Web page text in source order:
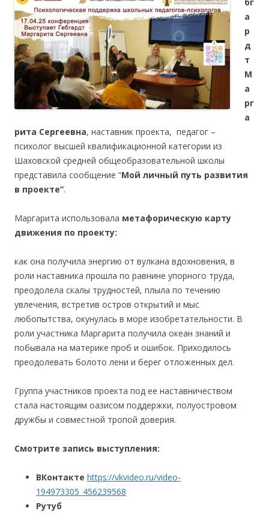
а
р
д
т
М
а
рг
а
рита Сергеевна, наставник проекта, педагог –
психолог высшей квалификационной категории из
Шаховской средней общеобразовательной школы
представила сообщение “Мой личный путь развития
в проекте”.
Маргарита использовала метафорическую карту
движения по проекту:
как она получила энергию от вулкана вдохновения, в
роли наставника прошла по равнине упорного труда,
преодолела скалы трудностей, плыла по течению
увлечения, встретив остров открытий и мыс
любопытства, окунулась в море изобретательности. В
роли участника Маргарита получила океан знаний и
побывала на материке проб и ошибок. Приходилось
преодолевать болото лени и берег отложенных дел.
Группа участников проекта под ее наставничеством
стала настоящим оазисом поддержки, полуостровом
дружбы и совместной тропой доверия.
Смотрите запись выступления:
ВКонтакте https://vkvideo.ru/video-
194973305_456239568
Рутуб